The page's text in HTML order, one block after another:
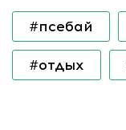
#псебай
#отдых